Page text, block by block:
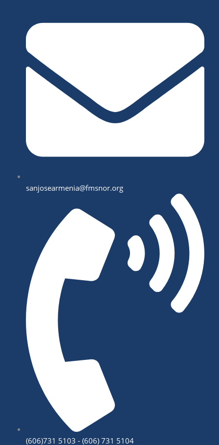
sanjosearmenia@fmsnor.org
(606)731 5103 - (606) 731 5104